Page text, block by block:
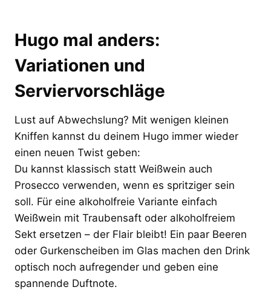
Hugo mal anders:
Variationen und
Serviervorschläge
Lust auf Abwechslung? Mit wenigen kleinen
Kniffen kannst du deinem Hugo immer wieder
einen neuen Twist geben:
Du kannst klassisch statt Weißwein auch
Prosecco verwenden, wenn es spritziger sein
soll. Für eine alkoholfreie Variante einfach
Weißwein mit Traubensaft oder alkoholfreiem
Sekt ersetzen – der Flair bleibt! Ein paar Beeren
oder Gurkenscheiben im Glas machen den Drink
optisch noch aufregender und geben eine
spannende Duftnote.